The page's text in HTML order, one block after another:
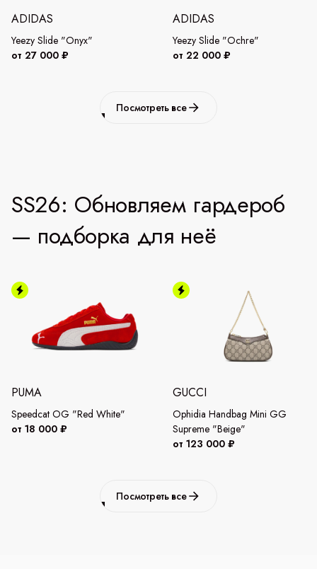
ADIDAS
Yeezy Slide "Onyx"
от 27 000 ₽
ADIDAS
Yeezy Slide "Ochre"
от 22 000 ₽
Посмотреть все
SS26: Обновляем гардероб
— подборка для неё
PUMA
Speedcat OG "Red White"
от 18 000 ₽
GUCCI
Ophidia Handbag Mini GG
Supreme "Beige"
от 123 000 ₽
Посмотреть все